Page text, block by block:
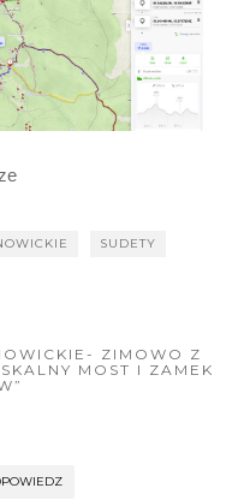
SUDETY
ZIMOWO Z
MOST I ZAMEK